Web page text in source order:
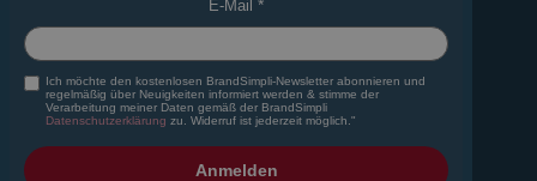
E-Mail
Ich möchte den kostenlosen BrandSimpli-Newsletter abonnieren und
regelmäßig über Neuigkeiten informiert werden & stimme der
Verarbeitung meiner Daten gemäß der BrandSimpli
Datenschutzerklärung zu. Widerruf ist jederzeit möglich."
Anmelden